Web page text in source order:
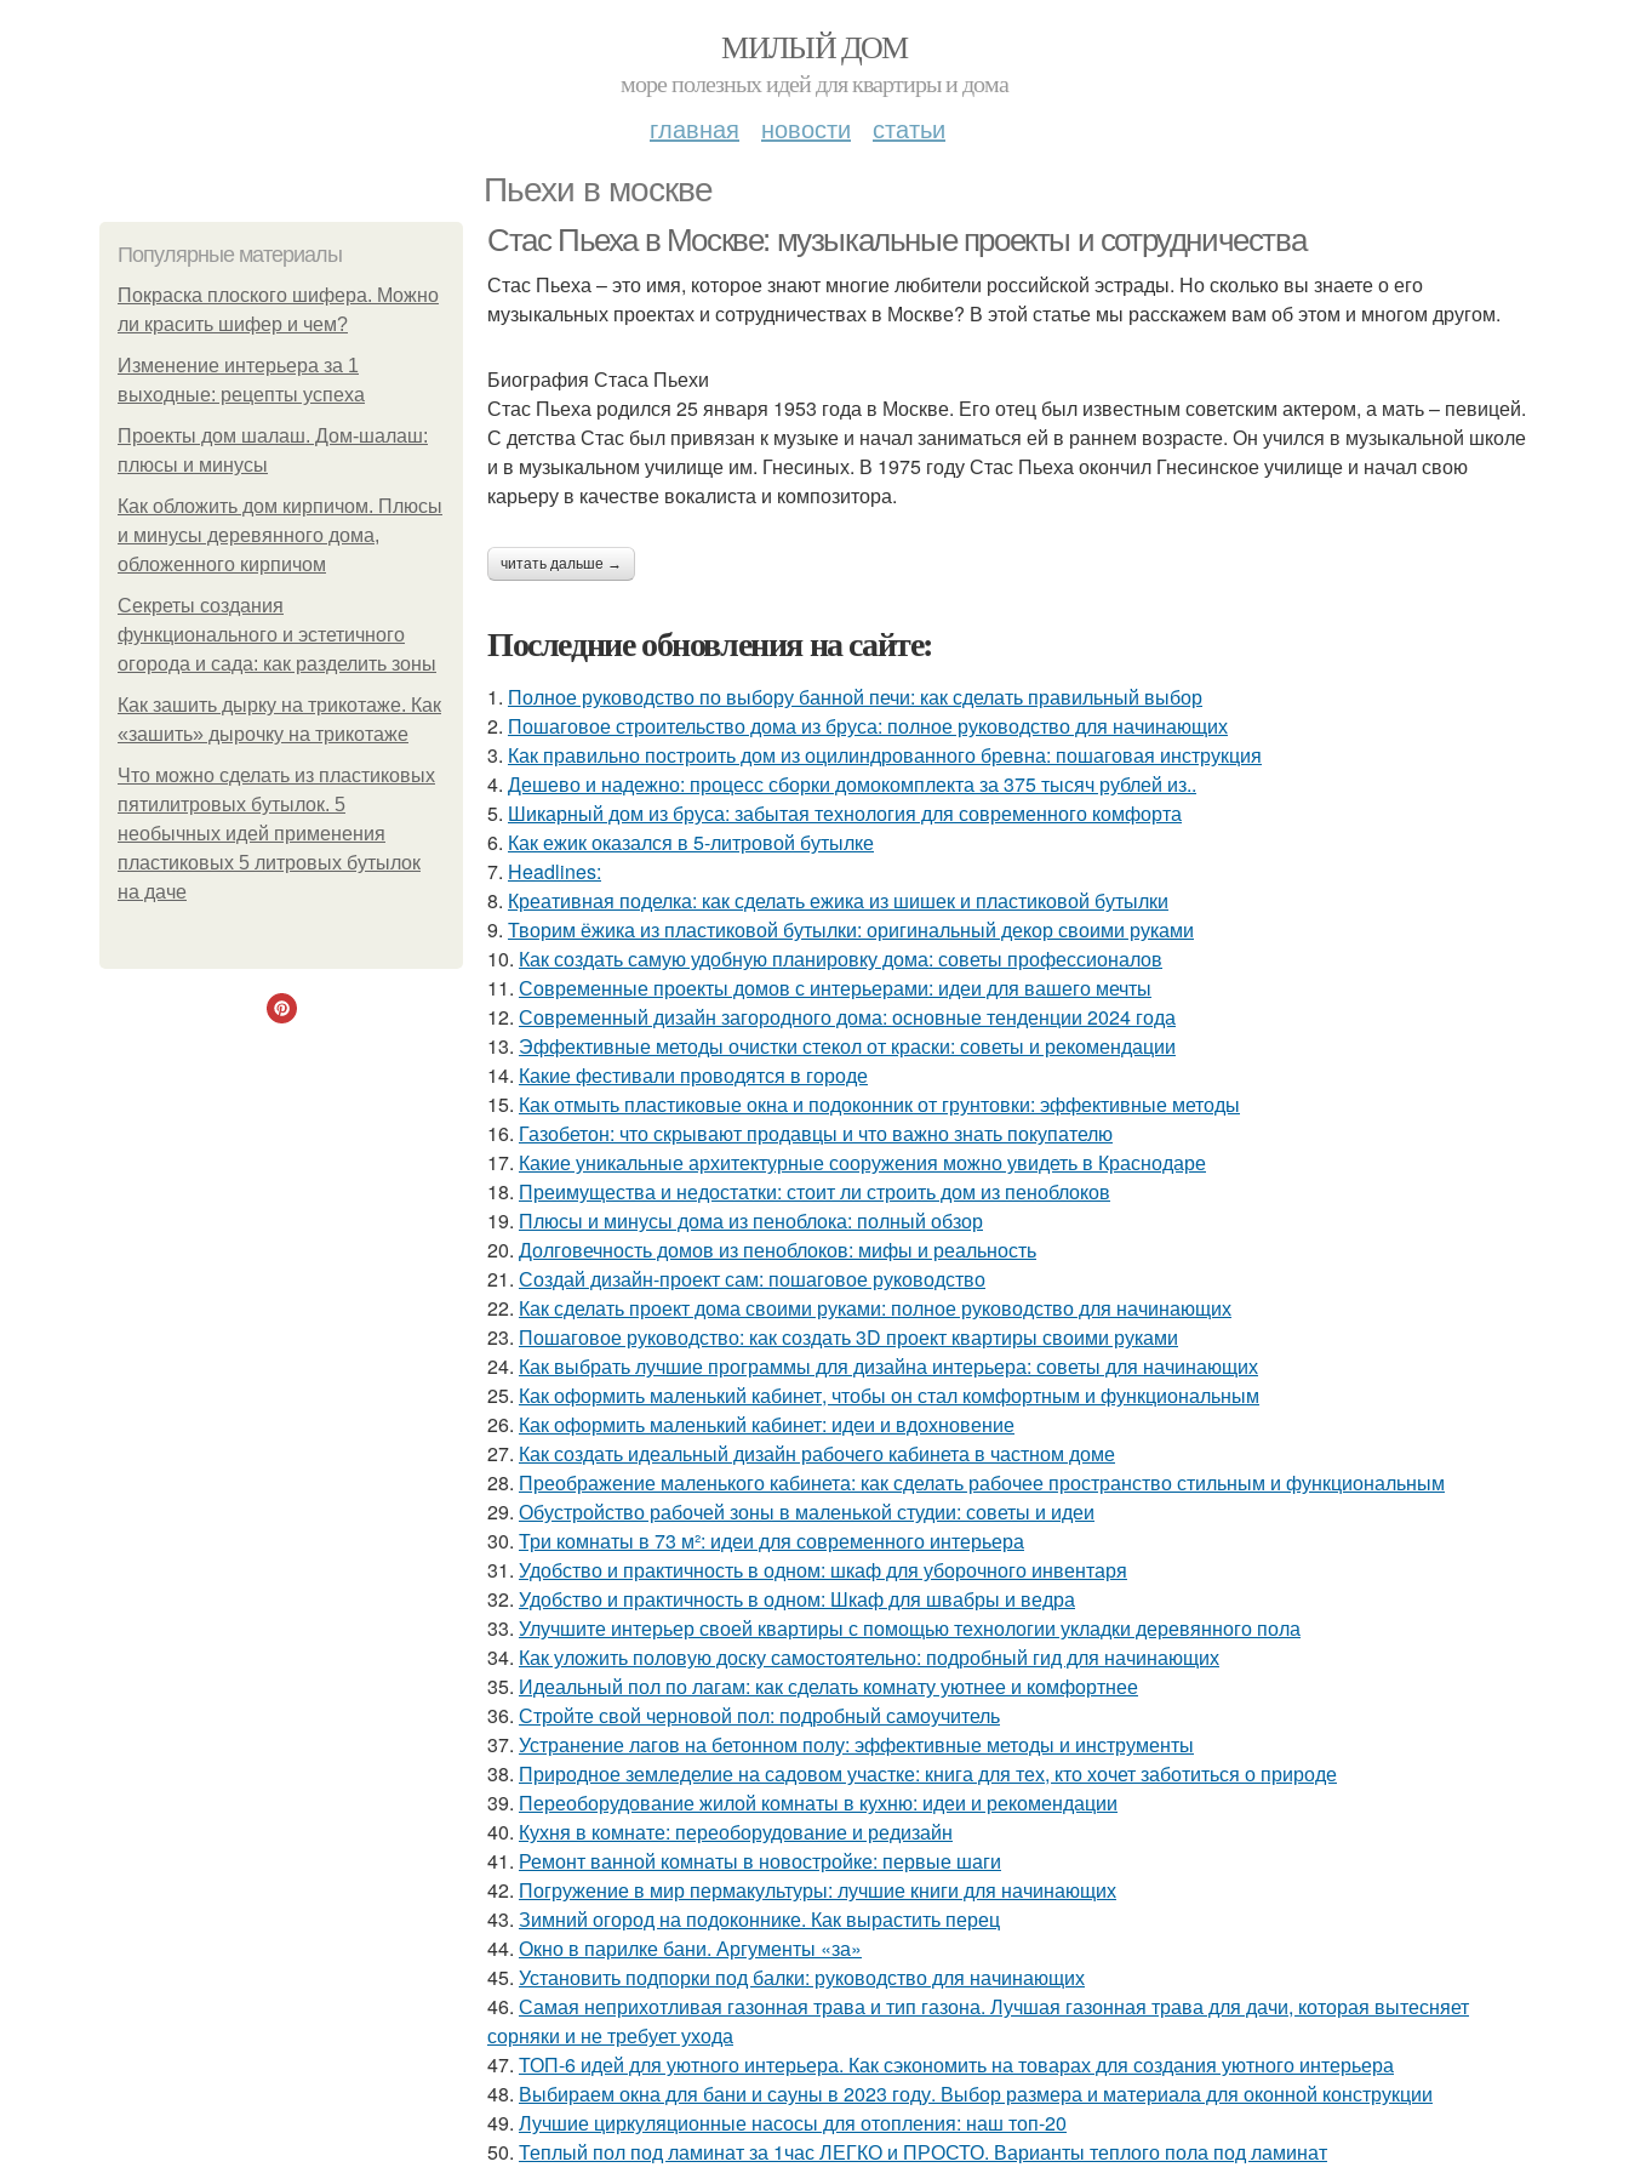
МИЛЫЙ ДОМ
море полезных идей для квартиры и дома
главная новости статьи
Пьехи в москве
Популярные материалы
Покраска плоского шифера. Можно
ли красить шифер и чем?
Изменение интерьера за 1
выходные: рецепты успеха
Проекты дом шалаш. Дом-шалаш:
плюсы и минусы
Как обложить дом кирпичом. Плюсы
и минусы деревянного дома,
обложенного кирпичом
Секреты создания
функционального и эстетичного
огорода и сада: как разделить зоны
Как зашить дырку на трикотаже. Как
«зашить» дырочку на трикотаже
Что можно сделать из пластиковых
пятилитровых бутылок. 5
необычных идей применения
пластиковых 5 литровых бутылок
на даче
Стас Пьеха в Москве: музыкальные проекты и сотрудничества
Стас Пьеха – это имя, которое знают многие любители российской эстрады. Но сколько вы знаете о его
музыкальных проектах и сотрудничествах в Москве? В этой статье мы расскажем вам об этом и многом другом.
Биография Стаса Пьехи
Стас Пьеха родился 25 января 1953 года в Москве. Его отец был известным советским актером, а мать – певицей.
С детства Стас был привязан к музыке и начал заниматься ей в раннем возрасте. Он учился в музыкальной школе
и в музыкальном училище им. Гнесиных. В 1975 году Стас Пьеха окончил Гнесинское училище и начал свою
карьеру в качестве вокалиста и композитора.
читать дальше →
Последние обновления на сайте:
1. Полное руководство по выбору банной печи: как сделать правильный выбор
2. Пошаговое строительство дома из бруса: полное руководство для начинающих
3. Как правильно построить дом из оцилиндрованного бревна: пошаговая инструкция
4. Дешево и надежно: процесс сборки домокомплекта за 375 тысяч рублей из..
5. Шикарный дом из бруса: забытая технология для современного комфорта
6. Как ежик оказался в 5-литровой бутылке
7. Headlines:
8. Креативная поделка: как сделать ежика из шишек и пластиковой бутылки
9. Творим ёжика из пластиковой бутылки: оригинальный декор своими руками
10. Как создать самую удобную планировку дома: советы профессионалов
11. Современные проекты домов с интерьерами: идеи для вашего мечты
12. Современный дизайн загородного дома: основные тенденции 2024 года
13. Эффективные методы очистки стекол от краски: советы и рекомендации
14. Какие фестивали проводятся в городе
15. Как отмыть пластиковые окна и подоконник от грунтовки: эффективные методы
16. Газобетон: что скрывают продавцы и что важно знать покупателю
17. Какие уникальные архитектурные сооружения можно увидеть в Краснодаре
18. Преимущества и недостатки: стоит ли строить дом из пеноблоков
19. Плюсы и минусы дома из пеноблока: полный обзор
20. Долговечность домов из пеноблоков: мифы и реальность
21. Создай дизайн-проект сам: пошаговое руководство
22. Как сделать проект дома своими руками: полное руководство для начинающих
23. Пошаговое руководство: как создать 3D проект квартиры своими руками
24. Как выбрать лучшие программы для дизайна интерьера: советы для начинающих
25. Как оформить маленький кабинет, чтобы он стал комфортным и функциональным
26. Как оформить маленький кабинет: идеи и вдохновение
27. Как создать идеальный дизайн рабочего кабинета в частном доме
28. Преображение маленького кабинета: как сделать рабочее пространство стильным и функциональным
29. Обустройство рабочей зоны в маленькой студии: советы и идеи
30. Три комнаты в 73 м²: идеи для современного интерьера
31. Удобство и практичность в одном: шкаф для уборочного инвентаря
32. Удобство и практичность в одном: Шкаф для швабры и ведра
33. Улучшите интерьер своей квартиры с помощью технологии укладки деревянного пола
34. Как уложить половую доску самостоятельно: подробный гид для начинающих
35. Идеальный пол по лагам: как сделать комнату уютнее и комфортнее
36. Стройте свой черновой пол: подробный самоучитель
37. Устранение лагов на бетонном полу: эффективные методы и инструменты
38. Природное земледелие на садовом участке: книга для тех, кто хочет заботиться о природе
39. Переоборудование жилой комнаты в кухню: идеи и рекомендации
40. Кухня в комнате: переоборудование и редизайн
41. Ремонт ванной комнаты в новостройке: первые шаги
42. Погружение в мир пермакультуры: лучшие книги для начинающих
43. Зимний огород на подоконнике. Как вырастить перец
44. Окно в парилке бани. Аргументы «за»
45. Установить подпорки под балки: руководство для начинающих
46. Самая неприхотливая газонная трава и тип газона. Лучшая газонная трава для дачи, которая вытесняет
сорняки и не требует ухода
47. ТОП-6 идей для уютного интерьера. Как сэкономить на товарах для создания уютного интерьера
48. Выбираем окна для бани и сауны в 2023 году. Выбор размера и материала для оконной конструкции
49. Лучшие циркуляционные насосы для отопления: наш топ-20
50. Теплый пол под ламинат за 1час ЛЕГКО и ПРОСТО. Варианты теплого пола под ламинат